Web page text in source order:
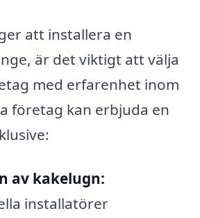
att installera en
är det viktigt att välja
med erfarenhet inom
företag kan erbjuda en
av kakelugn:
installatörer